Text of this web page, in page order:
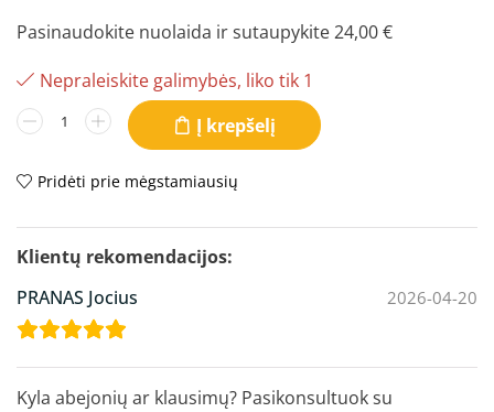
Pasinaudokite nuolaida ir sutaupykite24,00€
Nepraleiskite galimybės, liko tik 1
Į krepšelį
Pridėti prie mėgstamiausių
PRANAS Jocius 2026-04-20
Kyla abejonių ar klausimų? Pasikonsultuok su